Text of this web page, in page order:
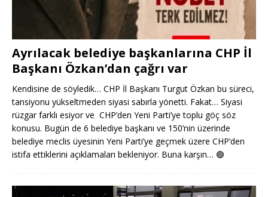
Ayrılacak belediye başkanlarına CHP İl
Başkanı Özkan’dan çağrı var
Kendisine de söyledik… CHP İl Başkanı Turgut Özkan bu süreci,
tansiyonu yükseltmeden siyasi sabırla yönetti. Fakat… Siyasi
rüzgar farklı esiyor ve CHP’den Yeni Parti’ye toplu göç söz
konusu. Bugün de 6 belediye başkanı ve 150’nin üzerinde
belediye meclis üyesinin Yeni Parti’ye geçmek üzere CHP’den
istifa ettiklerini açıklamaları bekleniyor. Buna karşın… 🟢